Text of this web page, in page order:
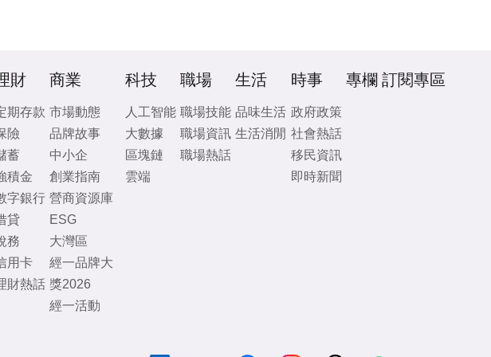
財
期存款
險
蓄
積金
字銀行
貸
務
用卡
財熱話
商業
市場動態
品牌故事
中小企
創業指南
營商資源庫
ESG
大灣區
經一品牌大
獎2026
經一活動
科技
人工智能
大數據
區塊鏈
雲端
職場
職場技能
職場資訊
職場熱話
生活
品味生活
生活消閒
時事
政府政策
社會熱話
移民資訊
即時新聞
專欄 訂閱專區